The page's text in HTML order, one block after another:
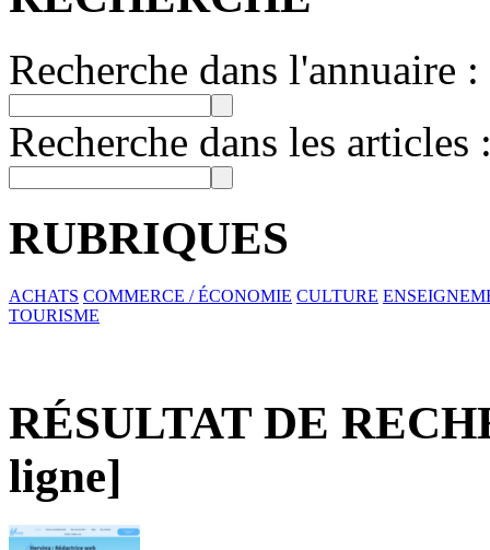
Recherche dans l'annuaire :
Recherche dans les articles
RUBRIQUES
ACHATS COMMERCE / ÉCONOMIE CULTURE
TOURISME
RÉSULTAT DE
ligne]